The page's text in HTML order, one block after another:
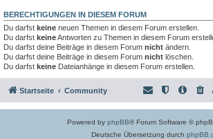
BERECHTIGUNGEN IN DIESEM FORUM
Du darfst keine neuen Themen in diesem Forum erstellen.
Du darfst keineAntworten zu Themen in diesem Forum
Du darfst deine Beiträge in diesem Forum nicht ändern.
Du darfst deine Beiträge in diesem Forum nicht löschen.
Du darfst keine Dateianhänge in diesem Forum erstellen.
Startseite Community
Powered by phpBB® Forum Software ©
Deutsche Übersetzung durch